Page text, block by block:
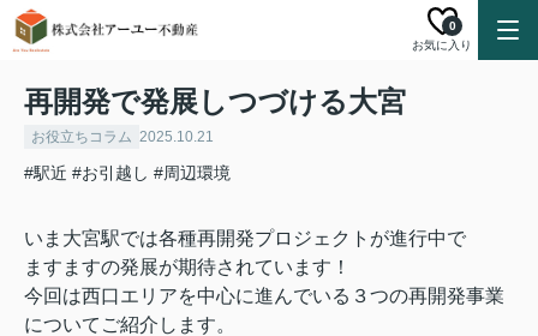
お気に入り
0
再開発で発展しつづける大宮
お役立ちコラム 2025.10.21
#駅近 #お引越し #周辺環境
いま大宮駅では各種再開発プロジェクトが進行中で
ますますの発展が期待されています！
今回は西口エリアを中心に進んでいる３つの再開発事業
についてご紹介します。